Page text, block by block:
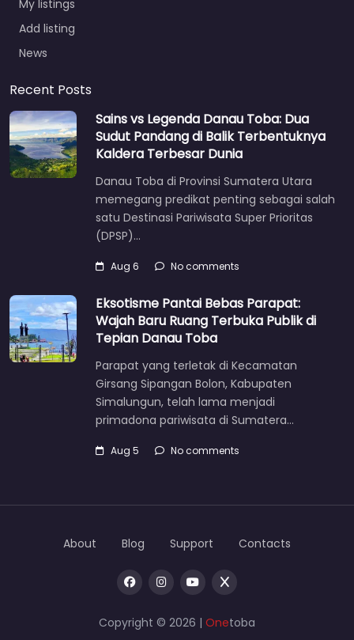
My listings
Add listing
News
Recent Posts
Sains vs Legenda Danau Toba: Dua
Sudut Pandang di Balik Terbentuknya
Kaldera Terbesar Dunia
Danau Toba di Provinsi Sumatera Utara
memegang predikat penting sebagai salah
satu Destinasi Pariwisata Super Prioritas
(DPSP)…
Aug 6 No comments
Eksotisme Pantai Bebas Parapat:
Wajah Baru Ruang Terbuka Publik di
Tepian Danau Toba
Parapat yang terletak di Kecamatan
Girsang Sipangan Bolon, Kabupaten
Simalungun, telah lama menjadi
primadona pariwisata di Sumatera…
Aug 5 No comments
Copyright © 2026 | Onetoba
About Blog Support Contacts